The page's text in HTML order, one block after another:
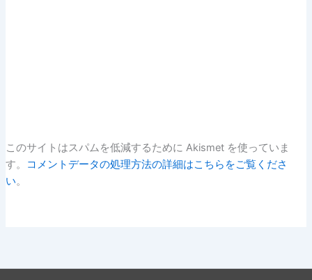
このサイトはスパムを低減するために Akismet を使っていま
す。
コメントデータの処理方法の詳細はこちらをご覧くださ
い。